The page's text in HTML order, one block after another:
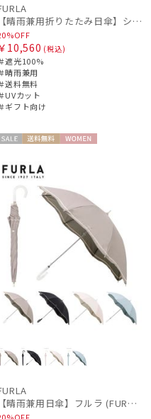
【晴雨兼用折りたたみ日傘】シャンブレー切り継ぎグログラン 遮光100％ UV100％ 晴雨兼用
10,560 (税込)
遮光100%
晴雨兼用
送料無料
UVカット
ギフト向け
ル
料
【晴雨兼用日傘】フルラ (FURLA) ジッパー刺繍